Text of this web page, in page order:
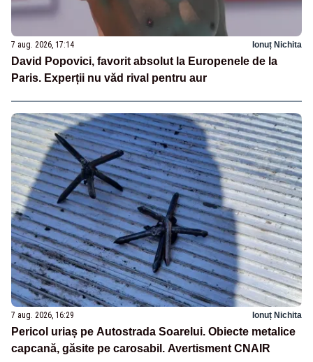
7 aug. 2026, 17:14 Ionuț Nichita
David Popovici, favorit absolut la Europenele de la
Paris. Experții nu văd rival pentru aur
7 aug. 2026, 16:29 Ionuț Nichita
Pericol uriaș pe Autostrada Soarelui. Obiecte metalice
capcană, găsite pe carosabil. Avertisment CNAIR